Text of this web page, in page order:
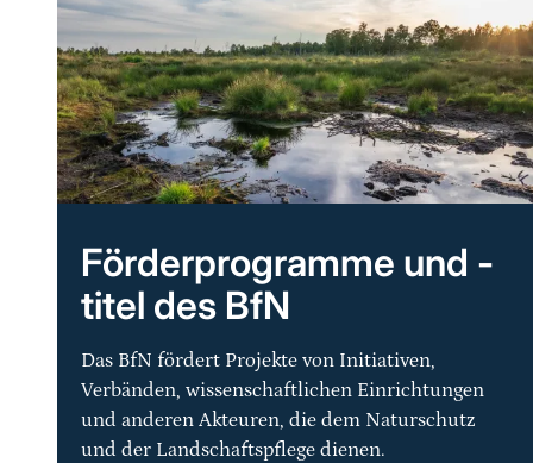
Förderprogramme und -
titel des BfN
Das BfN fördert Projekte von Initiativen,
Verbänden, wissenschaftlichen Einrichtungen
und anderen Akteuren, die dem Naturschutz
und der Landschaftspflege dienen.